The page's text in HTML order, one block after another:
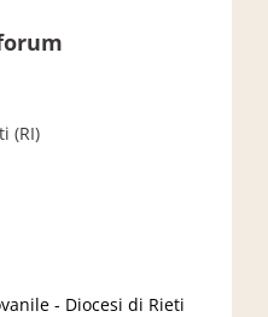
(RI)
- Diocesi di Rieti